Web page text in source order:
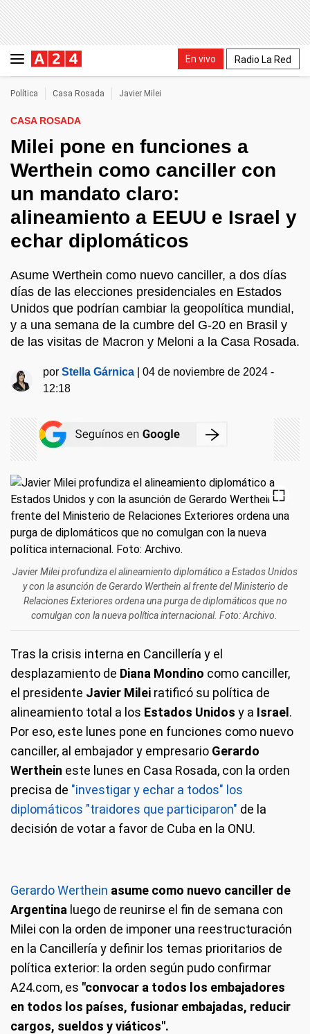
En vivo Radio La Red
Política Casa Rosada Javier Milei
CASA ROSADA
Milei pone en funciones a
Werthein como canciller con
un mandato claro:
alineamiento a EEUU e Israel y
echar diplomáticos
Asume Werthein como nuevo canciller, a dos días
días de las elecciones presidenciales en Estados
Unidos que podrían cambiar la geopolítica mundial,
y a una semana de la cumbre del G-20 en Brasil y
de las visitas de Macron y Meloni a la Casa Rosada.
porStella Gárnica |04 de noviembre de 2024 -
12:18
Javier Milei profundiza el alineamiento diplomático a Estados Unidos
y con la asunción de Gerardo Werthein al frente del Ministerio de
Relaciones Exteriores ordena una purga de diplomáticos que no
comulgan con la nueva política internacional. Foto: Archivo.
Tras la crisis interna en Cancillería y el
desplazamiento de Diana Mondino como canciller,
el presidente Javier Milei ratificó su política de
alineamiento total a los Estados Unidos y a Israel .
Por eso, este lunes pone en funciones como nuevo
canciller, al embajador y empresario Gerardo
Werthein este lunes en Casa Rosada, con la orden
precisa de "investigar y echar a todos" los
diplomáticos "traidores que participaron" de la
decisión de votar a favor de Cuba en la ONU.
Gerardo Werthein asume como nuevo canciller de
Argentina luego de reunirse el fin de semana con
Milei con la orden de imponer una reestructuración
en la Cancillería y definir los temas prioritarios de
política exterior: la orden según pudo confirmar
A24.com, es "convocar a todos los embajadores
en todos los países, fusionar embajadas, reducir
cargos, sueldos y viáticos".